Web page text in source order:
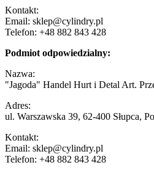
Kontakt:
Email: sklep@cylindry.pl
Telefon: +48 882 843 428
Podmiot odpowiedzialny:
Nazwa:
"Jagoda" Handel Hurt i Detal Art.
Adres:
ul. Warszawska 39, 62-400 Słupca,
Kontakt:
Email: sklep@cylindry.pl
Telefon: +48 882 843 428